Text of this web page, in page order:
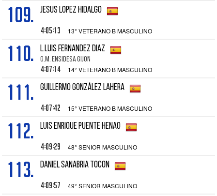
109. JESUS LOPEZ HIDALGO
4:05:13 13° VETERANO B MASCULINO
110. L.LUIS FERNANDEZ DIAZ
G.M. ENSIDESA GIJON
4:07:14 14° VETERANO B MASCULINO
111. GUILLERMO GONZÁLEZ LAHERA
4:07:42 15° VETERANO B MASCULINO
112. LUIS ENRIQUE PUENTE HENAO
4:09:29 48° SENIOR MASCULINO
113. DANIEL SANABRIA TOCON
4:09:57 49° SENIOR MASCULINO